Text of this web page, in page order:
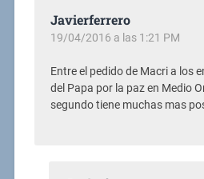
Javierferrero
19/04/2016 a las 1:21 PM
Entre el pedido de Macri a los
del Papa por la paz en Medio
segundo tiene muchas mas